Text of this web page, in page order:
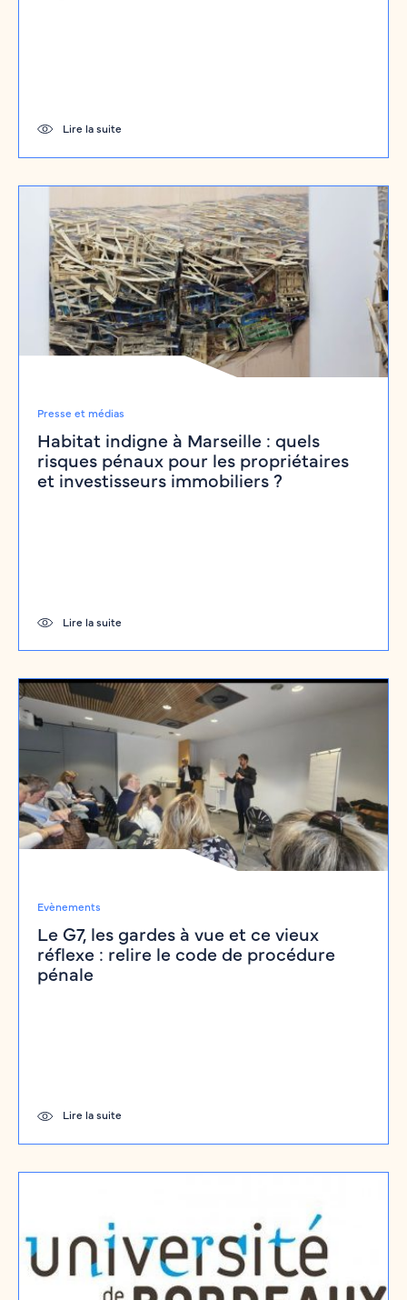
Lire la suite
Presse et médias
Habitat indigne à Marseille : quels
risques pénaux pour les propriétaires
et investisseurs immobiliers ?
Lire la suite
Evènements
Le G7, les gardes à vue et ce vieux
réflexe : relire le code de procédure
pénale
Lire la suite